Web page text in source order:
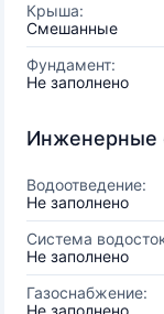
Крыша:
Смешанные
Фундамент:
Не заполнено
Инженерные
Водоотведение:
Не заполнено
Система
Не заполнено
Газоснабжение:
Не заполнено